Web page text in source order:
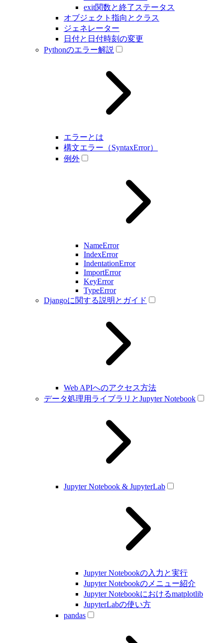
exit関数と終了ステータス
オブジェクト指向とクラス
ジェネレーター
日付と日付時刻の変更
Pythonのエラー解説
エラーとは
構文エラー（SyntaxError）
例外
NameError
IndexError
IndentationError
ImportError
KeyError
TypeError
Djangoに関する説明とガイド
Web APIへのアクセス方法
データ処理用ライブラリとJupyter Notebook
Jupyter Notebook & JupyterLab
Jupyter Notebookの入力と実行
Jupyter Notebookのメニュー紹介
Jupyter Notebookにおけるmatplotlib
JupyterLabの使い方
pandas